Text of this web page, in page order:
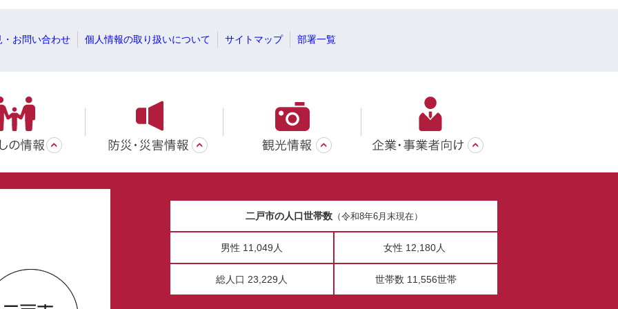
・お問い合わせ 個人情報の取り扱いについて サイトマップ 部署一覧
二戸市の人口世帯数（令和8年6月末現在）
男性 11,049人 女性 12,180人
総人口 23,229人 世帯数 11,556世帯